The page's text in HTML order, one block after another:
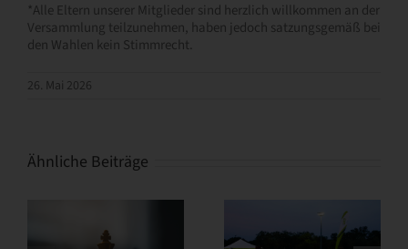
*Alle Eltern unserer Mitglieder sind herzlich willkommen an der
Versammlung teilzunehmen, haben jedoch satzungsgemäß bei
den Wahlen kein Stimmrecht.
26. Mai 2026
Ähnliche Beiträge